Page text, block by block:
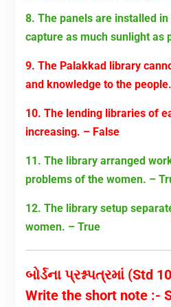
8. The panels are installed
capture as much sunlight as
9. The Palakkad library
and knowledge to the
10. The lending libraries of
increasing. – False
11. The library arranged
problems of the women. –
12. The library setup
women. – True
બોર્ડના પ્રશ્નપત્રમાં (Std
Write the short note :-